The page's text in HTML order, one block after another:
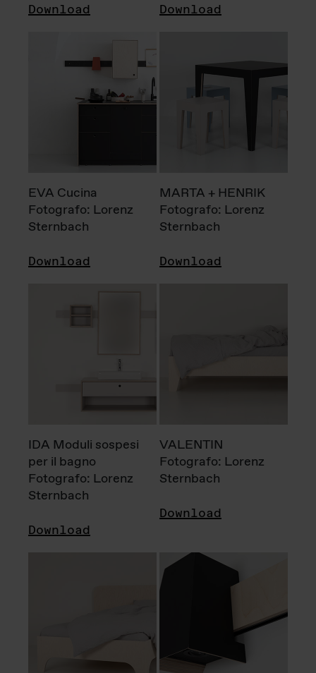
Download Download
EVA Cucina
Fotografo: Lorenz
Sternbach
Download
MARTA + HENRIK
Fotografo: Lorenz
Sternbach
Download
IDA Moduli sospesi
per il bagno
Fotografo: Lorenz
Sternbach
Download
VALENTIN
Fotografo: Lorenz
Sternbach
Download